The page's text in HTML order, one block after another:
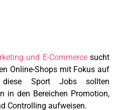
und E-Commercesucht
Online-Shops mit Fokus auf
diese Sport Jobs sollten
in den Bereichen Promotion,
Controlling aufweisen.